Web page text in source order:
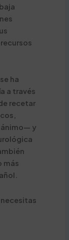
ha
a través
recetar
y
más
necesitas